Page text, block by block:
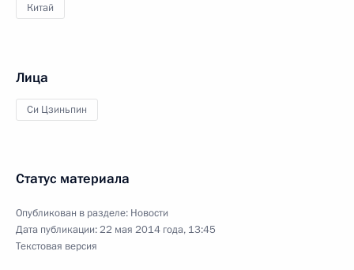
Китай
Лица
Си Цзиньпин
Статус материала
Опубликован в разделе: Новости
Дата публикации:22 мая 2014 года, 13:45
Текстовая версия